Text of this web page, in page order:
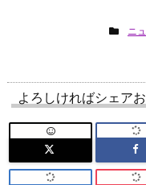
ニ
よろしければシェア